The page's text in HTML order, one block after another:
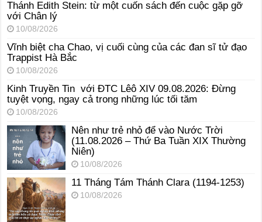
Thánh Edith Stein: từ một cuốn sách đến cuộc gặp gỡ
với Chân lý
10/08/2026
Vĩnh biệt cha Chao, vị cuối cùng của các đan sĩ tử đạo
Trappist Hà Bắc
10/08/2026
Kinh Truyền Tin với ĐTC Lêô XIV 09.08.2026: Đừng
tuyệt vọng, ngay cả trong những lúc tối tăm
10/08/2026
Nên như trẻ nhỏ để vào Nước Trời
(11.08.2026 – Thứ Ba Tuần XIX Thường
Niên)
10/08/2026
11 Tháng Tám Thánh Clara (1194-1253)
10/08/2026